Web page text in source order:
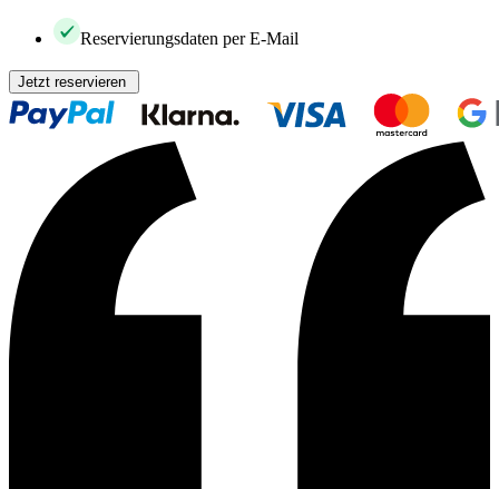
Reservierungsdaten per E-Mail
Jetzt reservieren